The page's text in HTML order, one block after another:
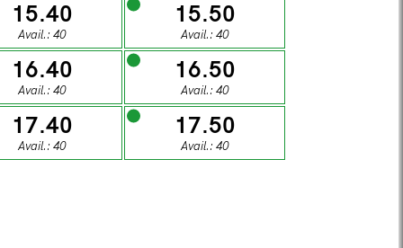
SUNDAY
16
SUNDAY
23
15.40
Avail.: 40
15.50
Avail.: 40
16.40
Avail.: 40
16.50
Avail.: 40
17.40
Avail.: 40
17.50
Avail.: 40